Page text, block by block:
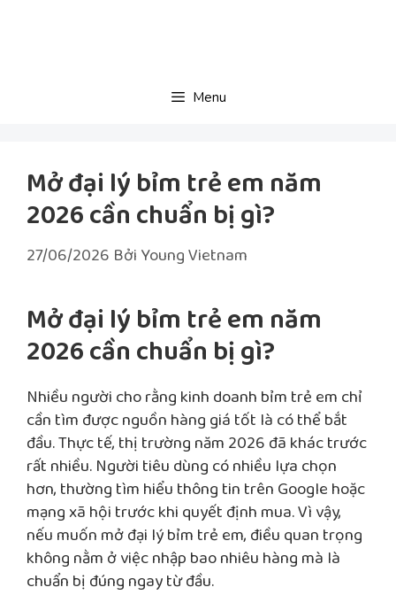
Menu
Mở đại lý bỉm trẻ em năm
2026 cần chuẩn bị gì?
27/06/2026 Bởi Young Vietnam
Mở đại lý bỉm trẻ em năm
2026 cần chuẩn bị gì?
Nhiều người cho rằng kinh doanh bỉm trẻ em chỉ
cần tìm được nguồn hàng giá tốt là có thể bắt
đầu. Thực tế, thị trường năm 2026 đã khác trước
rất nhiều. Người tiêu dùng có nhiều lựa chọn
hơn, thường tìm hiểu thông tin trên Google hoặc
mạng xã hội trước khi quyết định mua. Vì vậy,
nếu muốn mở đại lý bỉm trẻ em, điều quan trọng
không nằm ở việc nhập bao nhiêu hàng mà là
chuẩn bị đúng ngay từ đầu.